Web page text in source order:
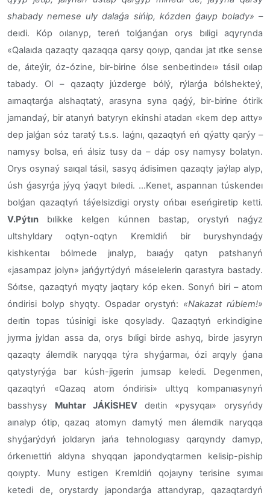
shabady nemese uly dalaǵa sińip, kózden ǵaıyp bolady» –
deıdi. Kóp oılanyp, tereń tolǵanǵan orys bıligi aqyrynda
«Qalaıda qazaqty qazaqqa qarsy qoıyp, qandaı jat ıtke sense
de, áıteýir, óz-ózine, bir-birine ólse senbeıtindeı» tásil oılap
tabady. Ol – qazaqty júzderge bólý, rýlarǵa bólshekteý,
aımaqtarǵa alshaqtatý, arasyna syna qaǵý, bir-birine ótirik
jamandaý, bir atanyń batyryn ekinshi atadan «kem dep aıtty»
dep jalǵan sóz taratý t.s.s. Iaǵnı, qazaqtyń eń qýatty qarýy –
namysy bolsa, eń álsiz tusy da – dáp osy namysy bolatyn.
Orys osynaý saıqal tásil, sasyq ádisimen qazaqty jaýlap alyp,
úsh ǵasyrǵa jýyq ýaqyt bıledi. ...Kenet, aspannan túskendeı
bolǵan qazaqtyń táýelsizdigi orysty ońbaı eseńgiretip ketti.
V.Pýtın bılikke kelgen kúnnen bastap, orystyń naǵyz
ultshyldary oqtyn-oqtyn Kremldiń bir buryshyndaǵy
kishkentaı bólmede jınalyp, baıaǵy qatyn patshanyń
«jasampaz jolyn» jańǵyrtýdyń máselelerin qarastyra bastady.
Sóıtse, qazaqtyń myqty jaqtary kóp eken. Sonyń biri – atom
óndirisi bolyp shyqty. Ospadar orystyń: «Nakazat rúblem!»
deıtin topas túsinigi iske qosylady. Qazaqtyń erkindigine
jıyrma jyldan assa da, orys bıligi birde ashyq, birde jasyryn
qazaqty álemdik naryqqa týra shyǵarmaı, ózi arqyly ǵana
qatystyrýǵa bar kúsh-jigerin jumsap keledi. Degenmen,
qazaqtyń «Qazaq atom óndirisi» ulttyq kompanıasynyń
basshysy Muhtar JÁKİSHEV deıtin «pysyqaı» orysyńdy
aınalyp ótip, qazaq atomyn damytý men álemdik naryqqa
shyǵarýdyń joldaryn jańa tehnologıasy qarqyndy damyp,
órkenıettiń aldyna shyqqan japondyqtarmen kelisip-piship
qoıypty. Muny estigen Kremldiń qojaıyny terisine syımaı
ketedi de, orystardy japondarǵa attandyrap, qazaqtardyń